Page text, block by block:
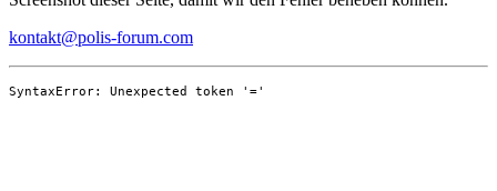
kontakt@polis-forum.com
SyntaxError: Unexpected token '='